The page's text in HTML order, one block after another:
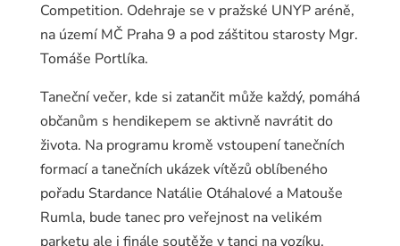
Competition. Odehraje se v pražské UNYP aréně,
na území MČ Praha 9 a pod záštitou starosty Mgr.
Tomáše Portlíka.
Taneční večer, kde si zatančit může každý, pomáhá
občanům s hendikepem se aktivně navrátit do
života. Na programu kromě vstoupení tanečních
formací a tanečních ukázek vítězů oblíbeného
pořadu Stardance Natálie Otáhalové a Matouše
Rumla, bude tanec pro veřejnost na velikém
parketu ale i finále soutěže v tanci na vozíku.